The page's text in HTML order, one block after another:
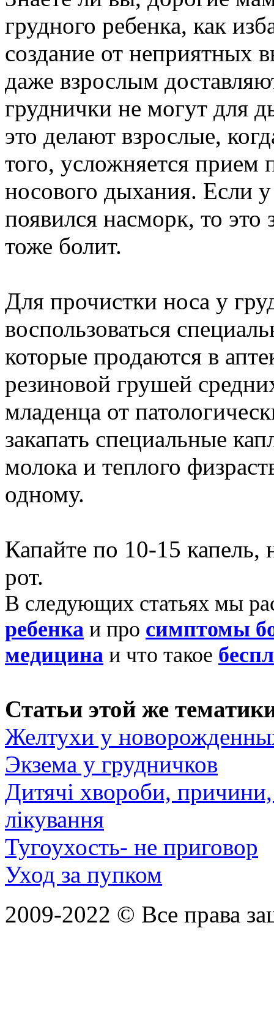
грудного ребенка, как
создание от неприятных
даже взрослым
груднички не могут для
это делают взрослые,
того, усложняется
носового дыхания. Если
появился насморк, то
тоже болит.
Для прочистки носа у
воспользоваться
которые продаются в
резиновой грушей
младенца от
закапать специальные
молока и теплого
одному.
Капайте по 10-15 капель,
рот.
В следующих статьях мы
ребенка и про симптомы
медицина и что такое
Статьи этой же
Желтухи у
Экзема у грудничков
Дитячі хвороби,
лікування
Тугоухость- не приговор
Уход за пупком
2009-2022 © Все права